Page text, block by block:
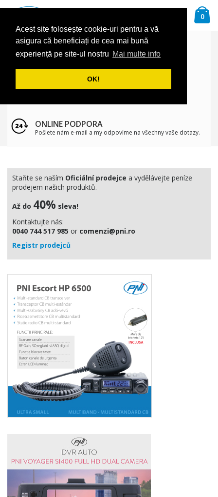
Acest site folosește cookie-uri pentru a vă
asigura că beneficiați de cea mai bună
experiență pe site-ul nostru Mai multe info
OK!
Přejít
0
RYCHLÉ ODESLÁNÍ
Objednané produkty budete mít za pár dní.
ZÁRUKA VRÁCENÍ PENĚZ
ONLINE PODPORA
Pošlete nám e-mail a my odpovíme na všechny vaše dotazy.
Staňte se naším Oficiální prodejce a vydělávejte peníze
prodejem našich produktů.
Až do 40% sleva!
Kontaktujte nás:
0040 744 517 985 or comenzi@pni.ro
Registr prodejců